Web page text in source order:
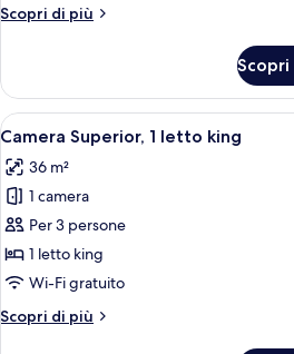
camera
fumatori,
balcone
Scopri di più
Altri
Club,
camera
letto,
fumatori,
Apri
tutte
le
foto
per
Camera
Superior,
letto
Una
7
Camera Superior, 1 letto king
36 m²
1 camera
Per 3 persone
1 letto king
Wi-Fi gratuito
Scopri di più
Altri